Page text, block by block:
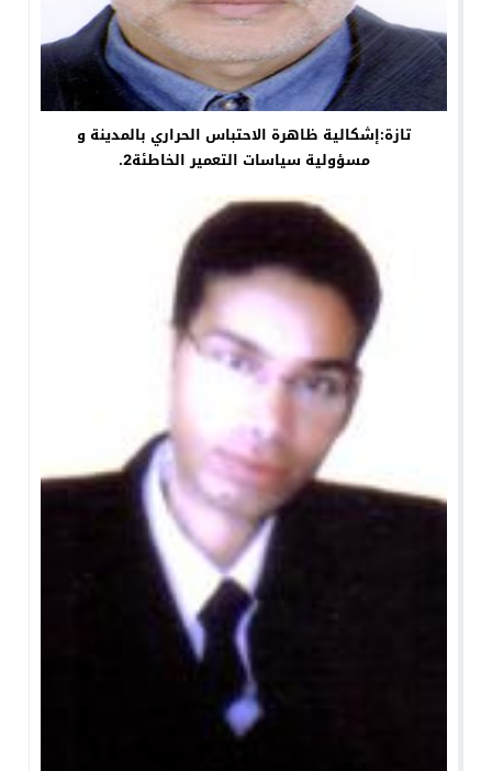
تازة:إشكالية ظاهرة الاحتباس الحراري بالمدينة و
مسؤولية سياسات التعمير الخاطئة2.